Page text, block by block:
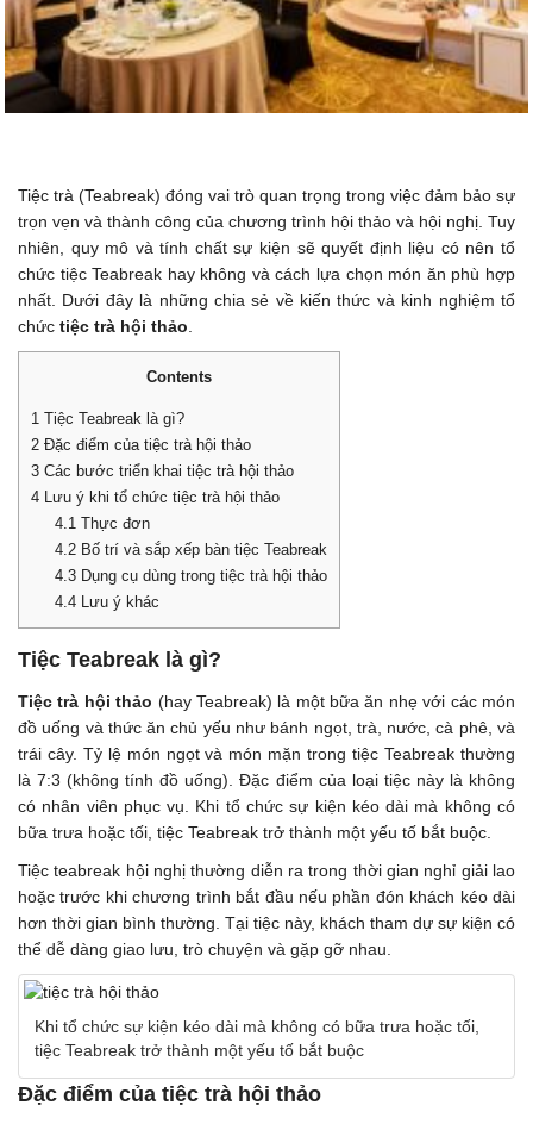
Tiệc trà (Teabreak) đóng vai trò quan trọng trong việc đảm bảo sự
trọn vẹn và thành công của chương trình hội thảo và hội nghị. Tuy
nhiên, quy mô và tính chất sự kiện sẽ quyết định liệu có nên tổ
chức tiệc Teabreak hay không và cách lựa chọn món ăn phù hợp
nhất. Dưới đây là những chia sẻ về kiến thức và kinh nghiệm tổ
chức tiệc trà hội thảo
Contents
1 Tiệc Teabreak là gì?
2 Đặc điểm của tiệc trà hội thảo
3 Các bước triển khai tiệc trà hội thảo
4 Lưu ý khi tổ chức tiệc trà hội thảo
4.1Thực đơn
4.2Bố trí và sắp xếp bàn tiệc Teabreak
4.3Dụng cụ dùng trong tiệc trà hội thảo
4.4Lưu ý khác
Tiệc Teabreak là gì?
Tiệc trà hội thảo (hay Teabreak) là một bữa ăn nhẹ với các món
đồ uống và thức ăn chủ yếu như bánh ngọt, trà, nước, cà phê, và
trái cây. Tỷ lệ món ngọt và món mặn trong tiệc Teabreak thường
là 7:3 (không tính đồ uống). Đặc điểm của loại tiệc này là không
có nhân viên phục vụ. Khi tổ chức sự kiện kéo dài mà không có
bữa trưa hoặc tối, tiệc Teabreak trở thành một yếu tố bắt buộc.
Tiệc teabreak hội nghị thường diễn ra trong thời gian nghỉ giải lao
hoặc trước khi chương trình bắt đầu nếu phần đón khách kéo dài
hơn thời gian bình thường. Tại tiệc này, khách tham dự sự kiện có
thể dễ dàng giao lưu, trò chuyện và gặp gỡ nhau.
Khi tổ chức sự kiện kéo dài mà không có bữa trưa hoặc tối,
tiệc Teabreak trở thành một yếu tố bắt buộc
Đặc điểm của tiệc trà hội thảo